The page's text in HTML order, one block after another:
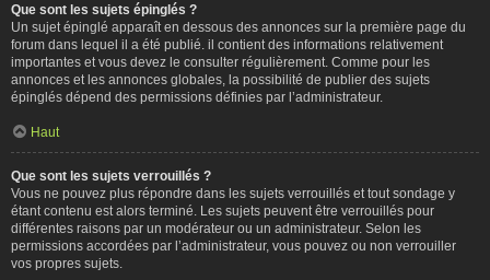
Que sont les sujets épinglés ?
Un sujet épinglé apparaît en dessous des annonces sur la première page du
forum dans lequel il a été publié. il contient des informations relativement
importantes et vous devez le consulter régulièrement. Comme pour les
annonces et les annonces globales, la possibilité de publier des sujets
épinglés dépend des permissions définies par l’administrateur.
Haut
Que sont les sujets verrouillés ?
Vous ne pouvez plus répondre dans les sujets verrouillés et tout sondage y
étant contenu est alors terminé. Les sujets peuvent être verrouillés pour
différentes raisons par un modérateur ou un administrateur. Selon les
permissions accordées par l’administrateur, vous pouvez ou non verrouiller
vos propres sujets.